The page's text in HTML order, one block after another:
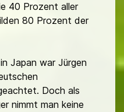
40 Prozent aller
80 Prozent der
Japan war Jürgen
Doch als
nimmt man keine